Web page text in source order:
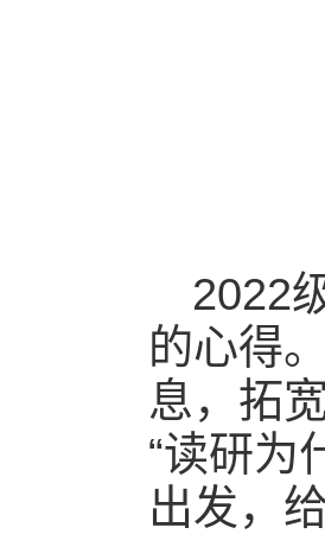
2022
的心得
息，拓
“读研为
出发，